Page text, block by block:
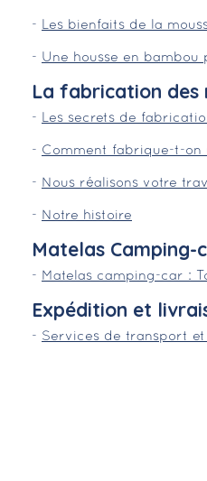
- Les bienfaits de la
- Une housse en bambou
La fabrication des
- Les secrets de
- Comment fabrique-t-on
- Nous réalisons votre
- Notre histoire
Matelas Camping-
- Matelas camping-car :
Expédition et
- Services de transport